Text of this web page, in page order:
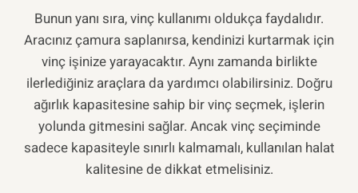
Bunun yanı sıra, vinç kullanımı oldukça faydalıdır.
Aracınız çamura saplanırsa, kendinizi kurtarmak için
vinç işinize yarayacaktır. Aynı zamanda birlikte
ilerlediğiniz araçlara da yardımcı olabilirsiniz. Doğru
ağırlık kapasitesine sahip bir vinç seçmek, işlerin
yolunda gitmesini sağlar. Ancak vinç seçiminde
sadece kapasiteyle sınırlı kalmamalı, kullanılan halat
kalitesine de dikkat etmelisiniz.